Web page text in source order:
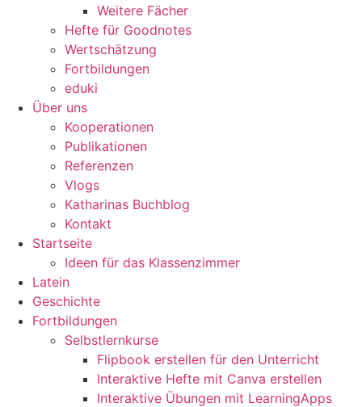
Weitere Fächer
Hefte für Goodnotes
Wertschätzung
Fortbildungen
eduki
Über uns
Kooperationen
Publikationen
Referenzen
Vlogs
Katharinas Buchblog
Kontakt
Startseite
Ideen für das Klassenzimmer
Latein
Geschichte
Fortbildungen
Selbstlernkurse
Flipbook erstellen für den Unterricht
Interaktive Hefte mit Canva erstellen
Interaktive Übungen mit LearningApps